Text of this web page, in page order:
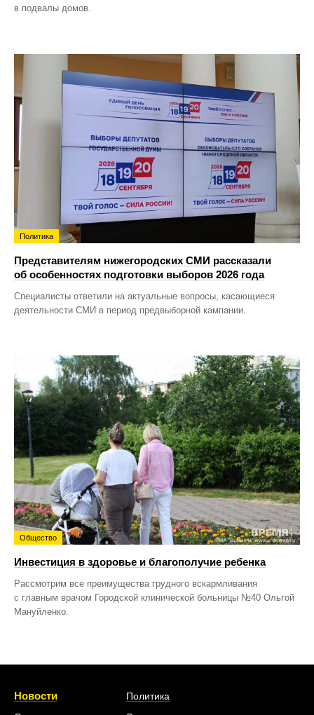
в подвалы домов.
Политика
Представителям нижегородских СМИ рассказали
об особенностях подготовки выборов 2026 года
Специалисты ответили на актуальные вопросы, касающиеся
деятельности СМИ в период предвыборной кампании.
Общество
Инвестиция в здоровье и благополучие ребенка
Рассмотрим все преимущества грудного вскармливания
с главным врачом Городской клинической больницы №40 Ольгой
Мануйленко.
Новости
Политика